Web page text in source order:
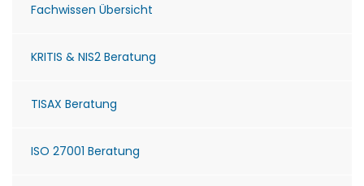
Fachwissen Übersicht
KRITIS & NIS2 Beratung
TISAX Beratung
ISO 27001 Beratung